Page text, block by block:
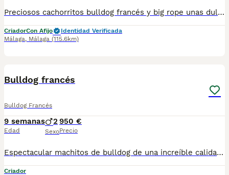
Preciosos cachorritos bulldog francés y big rope unas dulzuras disponibles a cual mas guapo ..y se entregan al dia de todo si quieres mas información hablame o llamame al 615080706
CriadorCon Afijo
Identidad Verificada
Málaga, Málaga (115.6km)
Bulldog francés
Bulldog Francés
9 semanas
Edad
2
Sexo
950 €
Precio
Espectacular machitos de bulldog de una increíble calidad en morfología y carácter, posibilidad de enviar a cualquier punto de España, Baleares y Canarias.
Criador